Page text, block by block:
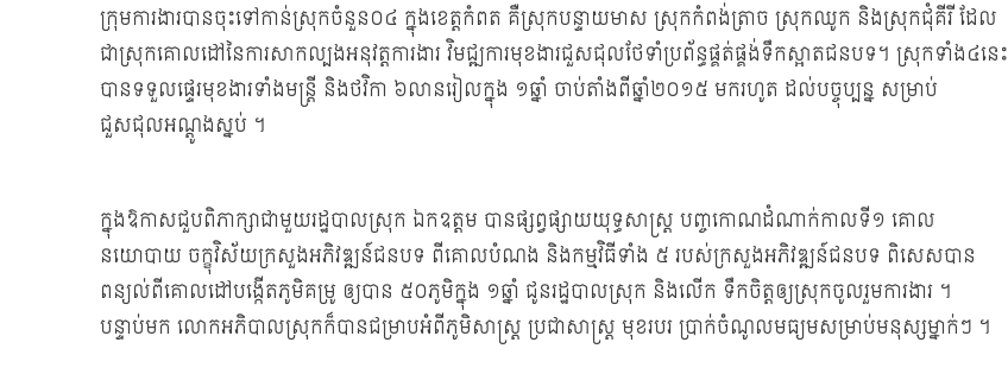
ក្រុមការងារបានចុះទៅកាន់ស្រុកចំនួន០៤ ក្នុងខេត្តកំពត គឺស្រុកបន្ទាយមាស ស្រុកកំពង់ត្រាច ស្រុកឈូក និងស្រុកជុំគីរី ដែល
ជាស្រុកគោលដៅនៃការសាកល្បងអនុវត្តការងារ វិមជ្ឍការមុខងារជួសជុលថែទាំប្រព័ន្ធផ្គត់ផ្គង់ទឹកស្អាតជនបទ។ ស្រុកទាំង៤នេះ
បានទទួលផ្ទេរមុខងារទាំងមន្រ្តី និងថវិកា ៦លានរៀលក្នុង ១ឆ្នាំ ចាប់តាំងពីឆ្នាំ២០១៥ មករហូត ដល់បច្ចុប្បន្ន សម្រាប់
ជួសជុលអណ្តូងស្នប់ ។
ក្នុងឱកាសជួបពិភាក្សាជាមួយរដ្ឋបាលស្រុក ឯកឧត្តម បានផ្សព្វផ្សាយយុទ្ធសាស្រ្ត បញ្ចកោណដំណាក់កាលទី១ គោល
នយោបាយ ចក្ខុវិស័យក្រសួងអភិវឌ្ឍន៍ជនបទ ពីគោលបំណង និងកម្មវិធីទាំង ៥ របស់ក្រសួងអភិវឌ្ឍន៍ជនបទ ពិសេសបាន
ពន្យល់ពីគោលដៅបង្កើតភូមិគម្រូ ឲ្យបាន ៥០ភូមិក្នុង ១ឆ្នាំ ជូនរដ្ឋបាលស្រុក និងលើក ទឹកចិត្តឲ្យស្រុកចូលរួមការងារ ។
បន្ទាប់មក លោកអភិបាលស្រុកក៏បានជម្រាបអំពីភូមិសាស្រ្ត ប្រជាសាស្រ្ត មុខរបរ ប្រាក់ចំណូលមធ្យមសម្រាប់មនុស្សម្នាក់ៗ ។